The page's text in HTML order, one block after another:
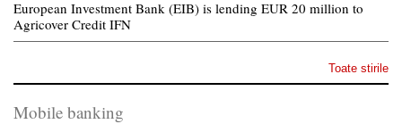
European Investment Bank (EIB) is lending EUR 20 million to
Agricover Credit IFN
Toate stirile
Mobile banking